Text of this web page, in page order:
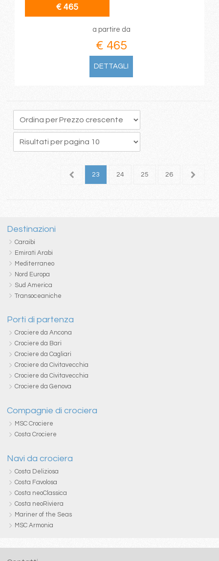
€ 465
a partire da
€ 465
DETTAGLI
22 23 24 25 26 27
Destinazioni
Caraibi
Emirati Arabi
Mediterraneo
Nord Europa
Sud America
Transoceaniche
Porti di partenza
Crociere da Ancona
Crociere da Bari
Crociere da Cagliari
Crociere da Civitavecchia
Crociere da Civitavecchia
Crociere da Genova
Compagnie di crociera
MSC Crociere
Costa Crociere
Navi da crociera
Costa Deliziosa
Costa Favolosa
Costa neoClassica
Costa neoRiviera
Mariner of the Seas
MSC Armonia